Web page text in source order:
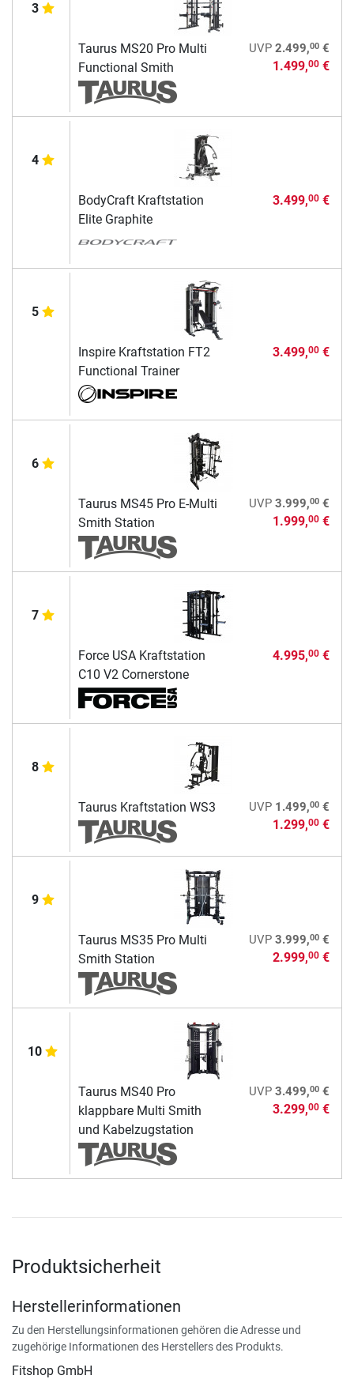
3
Taurus MS20 Pro Multi
Functional Smith
UVP 2.499,00€
1.499,00€
4
BodyCraft Kraftstation
Elite Graphite
3.499,00€
5
Inspire Kraftstation FT2
Functional Trainer
3.499,00€
6
Taurus MS45 Pro E-Multi
Smith Station
UVP 3.999,00€
1.999,00€
7
Force USA Kraftstation
C10 V2 Cornerstone
4.995,00€
8
Taurus Kraftstation WS3 UVP 1.499,00€
1.299,00€
9
Taurus MS35 Pro Multi
Smith Station
UVP 3.999,00€
2.999,00€
10
Taurus MS40 Pro
klappbare Multi Smith
und Kabelzugstation
UVP 3.499,00€
3.299,00€
Produktsicherheit
Herstellerinformationen
Zu den Herstellungsinformationen gehören die Adresse und
zugehörige Informationen des Herstellers des Produkts.
Fitshop GmbH